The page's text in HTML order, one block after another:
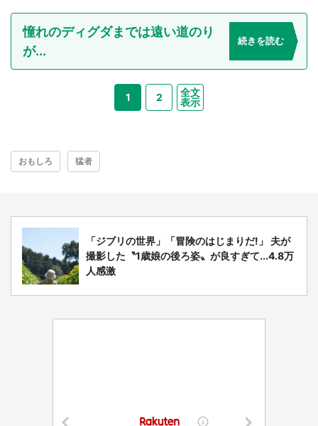
憧れのディグダまでは遠い道のり
が...
続きを読む
1 2
全文
表示
おもしろ 猛者
「ジブリの世界」「冒険のはじまりだ!」 夫が
撮影した〝1歳娘の後ろ姿〟が良すぎて...4.8万
人感激